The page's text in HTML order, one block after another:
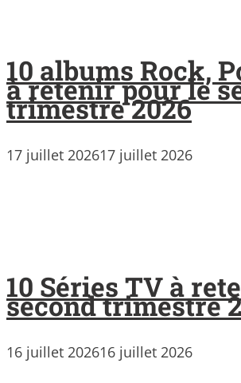
10 albums Rock,
à retenir pour le
trimestre 2026
17 juillet 202617 juillet 2026
10 Séries TV à
second trimestre
16 juillet 202616 juillet 2026